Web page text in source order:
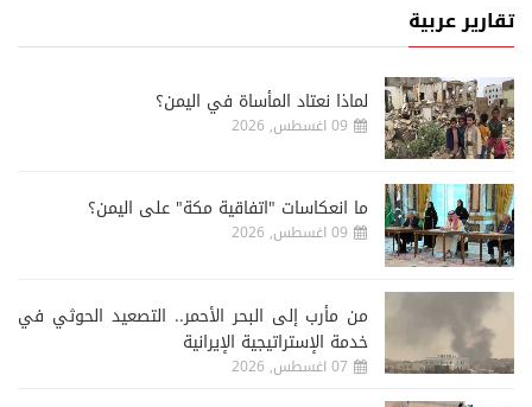
تقارير عربية
لماذا نعتاد المأساة في اليمن؟
09 اغسطس, 2026
ما انعكاسات "اتفاقية مكة" على اليمن؟
09 اغسطس, 2026
من مأرب إلى البحر الأحمر.. التصعيد الحوثي في
خدمة الإستراتيجية الإيرانية
07 اغسطس, 2026